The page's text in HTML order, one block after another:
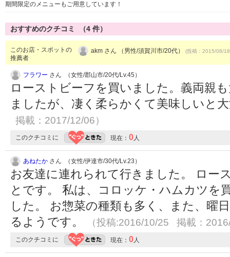
期間限定のメニューもご用意しています！
おすすめのクチコミ （4 件）
このお店・スポットの
推薦者
akm さん （男性/須賀川市/20代） (投稿：2015/08/
フラワー さん （女性/郡山市/20代/Lv.45）
ローストビーフを買いました。義両親
ましたが、凄く柔らかくて美味しいと
掲載：2017/12/06）
このクチコミに 現在： 0人
あねたか さん （女性/伊達市/30代/Lv.23）
お友達に連れられて行きました。 ロー
とです。 私は、コロッケ・ハムカツを
した。 お惣菜の種類も多く、また、曜
るようです。
（投稿:2016/10/25 掲載：
このクチコミに 現在： 0人